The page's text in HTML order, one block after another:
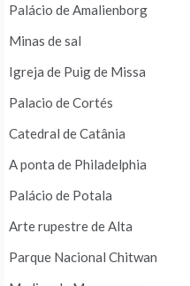
Palácio de Amalienborg
Minas de sal
Igreja de Puig de Missa
Palacio de Cortés
Catedral de Catânia
A ponta de Philadelphia
Palácio de Potala
Arte rupestre de Alta
Parque Nacional Chitwan